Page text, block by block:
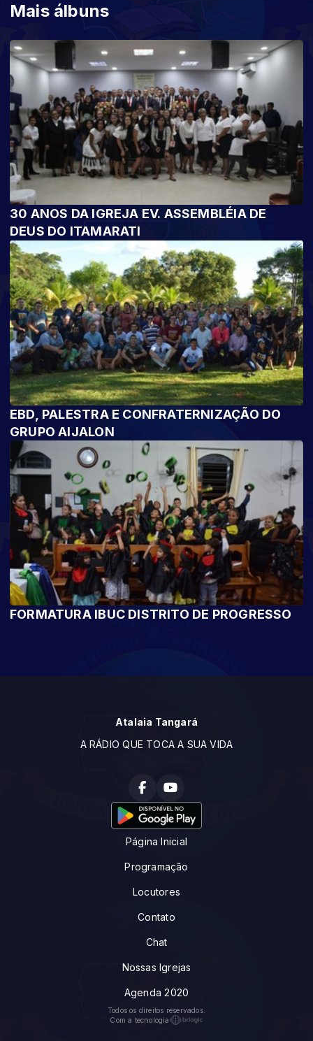
Mais álbuns
30 ANOS DA IGREJA EV. ASSEMBLÉIA DE
DEUS DO ITAMARATI
EBD, PALESTRA E CONFRATERNIZAÇÃO DO
GRUPO AIJALON
FORMATURA IBUC DISTRITO DE PROGRESSO
Atalaia Tangará
A RÁDIO QUE TOCA A SUA VIDA
Página Inicial
Programação
Locutores
Contato
Chat
Nossas Igrejas
Agenda 2020
Todos os direitos reservados.
Com a tecnologia